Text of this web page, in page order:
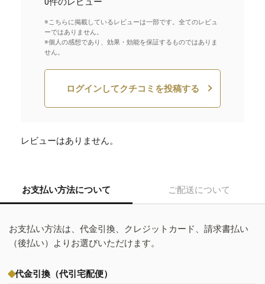
※こちらに掲載しているレビューは一部です。全てのレビュ
ーではありません。
※個人の感想であり、効果・効能を保証するものではありま
せん。
ログインしてクチコミを投稿する
レビューはありません。
お支払い方法について ご配送について
お支払い方法は、代金引換、クレジットカード、請求書払い
（後払い）よりお選びいただけます。
代金引換（代引宅配便）